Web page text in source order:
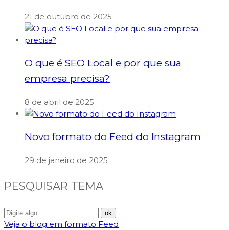
21 de outubro de 2025
O que é SEO Local e por que sua
empresa precisa?
8 de abril de 2025
Novo formato do Feed do Instagram
29 de janeiro de 2025
PESQUISAR TEMA
Veja o blog em formato Feed